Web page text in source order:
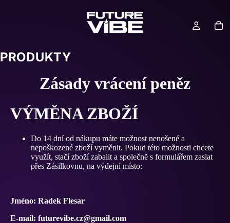
PRODUKTY
Zásady vrácení peněz
VÝMĚNA ZBOŽÍ
Do 14 dní od nákupu máte možnost nenošené a
nepoškozené zboží vyměnit. Pokud této možnosti chcete
využít, stačí zboží zabalit a společně s formulářem zaslat
přes Zásilkovnu, na výdejní místo:
Jméno: Radek Flesar
E-mail: futurevibe.cz@gmail.com